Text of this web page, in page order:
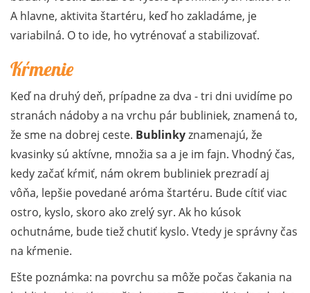
A hlavne, aktivita štartéru, keď ho zakladáme, je
variabilná. O to ide, ho vytrénovať a stabilizovať.
Kŕmenie
Keď na druhý deň, prípadne za dva - tri dni uvidíme po
stranách nádoby a na vrchu pár bubliniek, znamená to,
že sme na dobrej ceste. Bublinkyznamenajú, že
kvasinky sú aktívne, množia sa a je im fajn. Vhodný čas,
kedy začať kŕmiť, nám okrem bubliniek prezradí aj
vôňa, lepšie povedané aróma štartéru. Bude cítiť viac
ostro, kyslo, skoro ako zrelý syr. Ak ho kúsok
ochutnáme, bude tiež chutiť kyslo. Vtedy je správny čas
na kŕmenie.
Ešte poznámka: na povrchu sa môže počas čakania na